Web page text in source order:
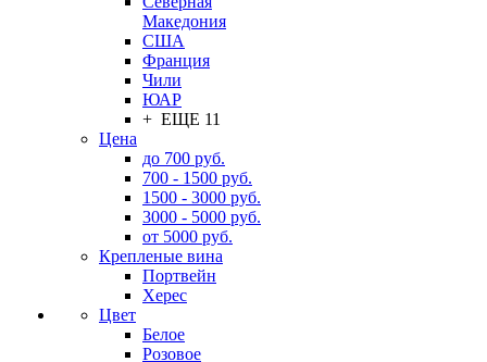
Македония
США
Франция
Чили
ЮАР
+ ЕЩЕ 11
Цена
до 700 руб.
700 - 1500 руб.
1500 - 3000 руб.
3000 - 5000 руб.
от 5000 руб.
Крепленые вина
Портвейн
Херес
Цвет
Белое
Розовое